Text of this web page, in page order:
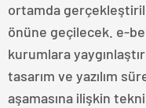
ortamda
önüne geçilecek. e-
kurumlara
tasarım ve yazılım
aşamasına ilişkin